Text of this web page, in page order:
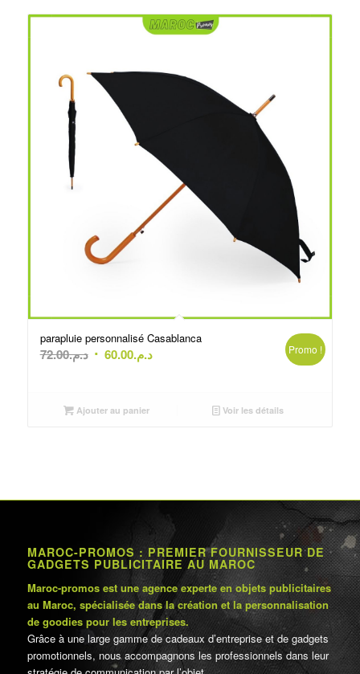
parapluie personnalisé Casablanca
د.م.72.00
Le
était :
د.م.60.00
Le
Promo !
Ajouter au panier Voir les détails
MAROC-PROMOS : PREMIER FOURNISSEUR DE
GADGETS PUBLICITAIRE AU MAROC
Maroc-promos est une agence experte en objets publicitaires
au Maroc, spécialisée dans la création et la personnalisation
de goodies pour les entreprises.
Grâce à une large gamme de cadeaux d’entreprise et de gadgets
promotionnels, nous accompagnons les professionnels dans leur